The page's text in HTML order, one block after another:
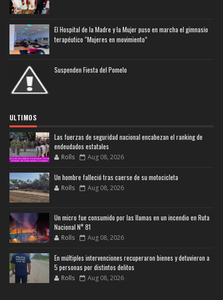
El Hospital de la Madre y la Mujer puso en marcha el gimnasio
terapéutico “Mujeres en movimiento”
Suspenden Fiesta del Pomelo
ULTIMOS
Las fuerzas de seguridad nacional encabezan el ranking de
endeudados estatales
Rolls Aug 08, 2026
Un hombre falleció tras caerse de su motocicleta
Rolls Aug 08, 2026
Un micro fue consumido por las llamas en un incendio en Ruta
Nacional N° 81
Rolls Aug 08, 2026
En múltiples intervenciones recuperaron bienes y detuvieron a
5 personas por distintos delitos
Rolls Aug 08, 2026